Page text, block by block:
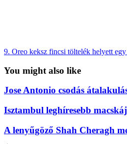
9. Oreo keksz fincsi töltelék helyett
You might also like
Jose Antonio csodás
Isztambul leghíresebb
A lenyűgöző Shah Cheragh